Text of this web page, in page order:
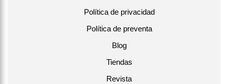
Política de privacidad
Política de preventa
Blog
Tiendas
Revista